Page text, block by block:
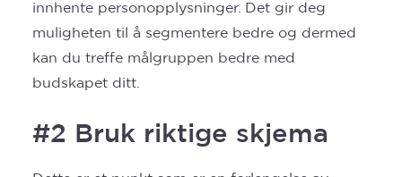
innhente personopplysninger. Det gir deg
muligheten til å segmentere bedre og dermed
kan du treffe målgruppen bedre med
budskapet ditt.
#2 Bruk riktige skjema